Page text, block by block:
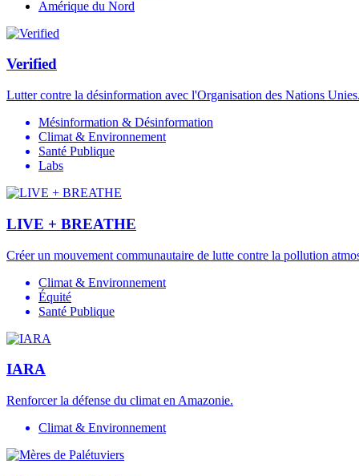
Amérique du Nord
Verified
Lutter contre la désinformation avec l'Organisation des Nations Unies.
Mésinformation & Désinformation
Climat & Environnement
Santé Publique
Labs
LIVE + BREATHE
Créer un mouvement communautaire de lutte contre la pollution
Climat & Environnement
Équité
Santé Publique
IARA
Renforcer la défense du climat en Amazonie.
Climat & Environnement